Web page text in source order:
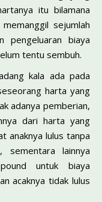
itu bilamana
sejumlah
pengeluaran biaya
tentu sembuh.
kala ada pada
harta yang
adanya pemberian,
dari harta yang
anaknya lulus tanpa
sementara lainnya
untuk biaya
acaknya tidak lulus